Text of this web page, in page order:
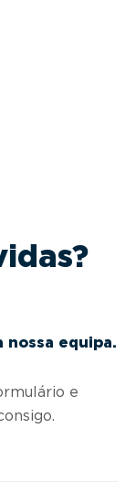
nossa equipa.
e